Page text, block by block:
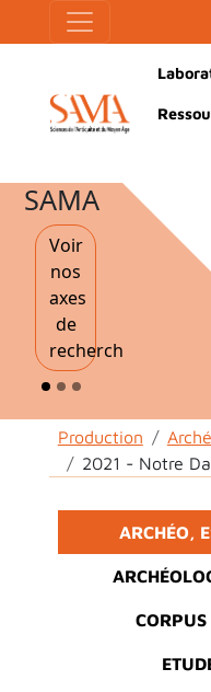
Aller au contenu principal
Main
SAMA
Voir
nos
axes
de
recherche
Fil d'Ariane
Production
2021 - Notre
Main menu
ARCHÉO,
CORPUS
Panneau de gestion des